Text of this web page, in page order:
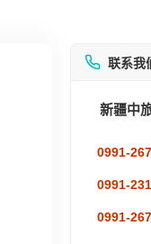
联系我
新疆中
0991-
0991-
0991-